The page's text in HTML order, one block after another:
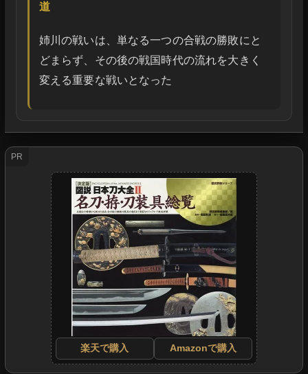
道
姉川の戦いは、単なる一つの合戦の勝敗にと
どまらず、その後の戦国時代の流れを大きく
変える重要な戦いとなった
PR
楽天で購入 Amazonで購入